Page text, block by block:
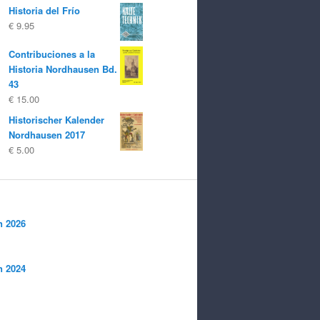
Historia del Frío
€ 9.95
Contribuciones a la
Historia Nordhausen Bd.
43
€ 15.00
Historischer Kalender
Nordhausen 2017
€ 5.00
2026
2024